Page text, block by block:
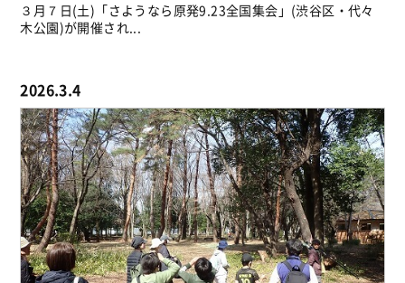
３月７日(土)「さようなら原発9.23全国集会」(渋谷区・代々
木公園)が開催され...
2026.3.4